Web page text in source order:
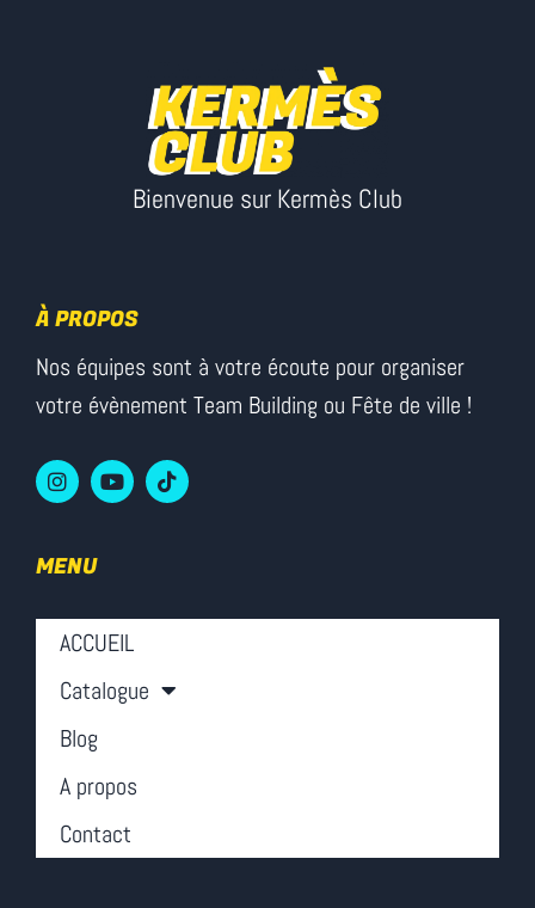
Bienvenue sur Kermès Club
À PROPOS
Nos équipes sont à votre écoute pour organiser
votre évènement Team Building ou Fête de ville !
MENU
ACCUEIL
Catalogue
Blog
A propos
Contact